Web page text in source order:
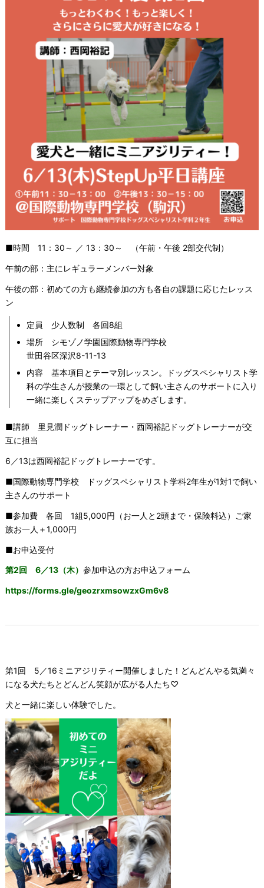
■時間 11：30～ ／ 13：30～ （午前・午後 2部交代制）
午前の部：主にレギュラーメンバー対象
午後の部：初めての方も継続参加の方も各自の課題に応じたレッス
ン
定員 少人数制 各回8組
場所 シモゾノ学園国際動物専門学校
世田谷区深沢8-11-13
内容 基本項目とテーマ別レッスン。ドッグスペシャリスト学
科の学生さんが授業の一環として飼い主さんのサポートに入り
一緒に楽しくステップアップをめざします。
■講師 里見潤ドッグトレーナー・西岡裕記ドッグトレーナーが交
互に担当
6／13は西岡裕記ドッグトレーナーです。
■国際動物専門学校 ドッグスペシャリスト学科2年生が1対1で飼い
主さんのサポート
■参加費 各回 1組5,000円（お一人と2頭まで・保険料込）ご家
族お一人＋1,000円
■お申込受付
第2回 6／13（木） 参加申込の方お申込フォーム
https://forms.gle/geozrxmsowzxGm6v8
第1回 5／16ミニアジリティー開催しました！どんどんやる気満々
になる犬たちとどんどん笑顔が広がる人たち♡
犬と一緒に楽しい体験でした。